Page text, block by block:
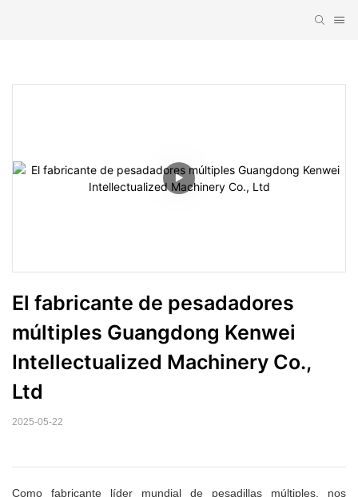
El fabricante de pesadadores
múltiples Guangdong Kenwei
Intellectualized Machinery Co.,
Ltd
2025-05-22
Como fabricante líder mundial de pesadillas múltiples, nos